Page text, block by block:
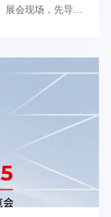
会现场，先导智